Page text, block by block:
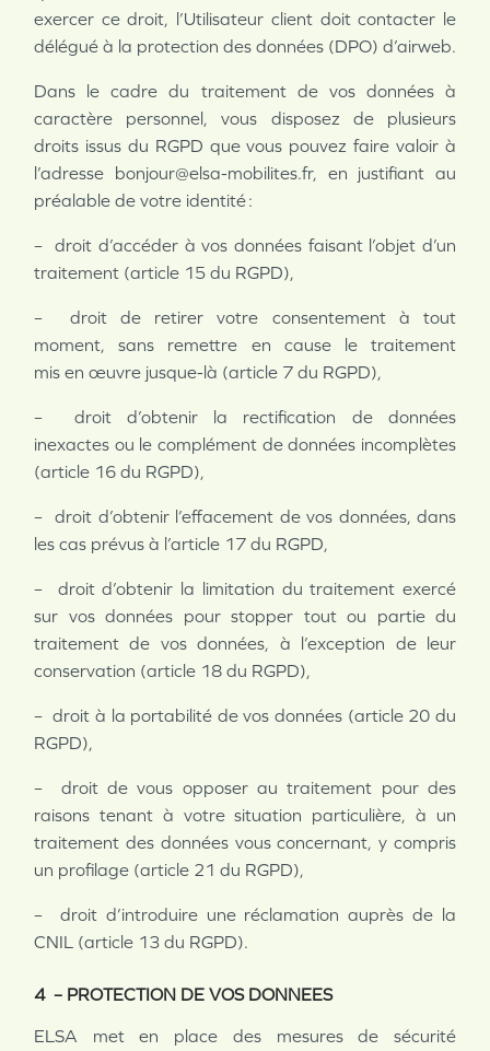
exercer ce droit, l’Utilisateur client doit contacter le
délégué à la protection des données (DPO) d’airweb.
Dans le cadre du traitement de vos données à
caractère personnel, vous disposez de plusieurs
droits issus du RGPD que vous pouvez faire valoir à
l’adresse bonjour@elsa-mobilites.fr, en justifiant au
préalable de votre identité :
– droit d’accéder à vos données faisant l’objet d’un
traitement (article 15 du RGPD),
– droit de retirer votre consentement à tout
moment, sans remettre en cause le traitement
mis en œuvre jusque-là (article 7 du RGPD),
– droit d’obtenir la rectification de données
inexactes ou le complément de données incomplètes
(article 16 du RGPD),
– droit d’obtenir l’effacement de vos données, dans
les cas prévus à l’article 17 du RGPD,
– droit d’obtenir la limitation du traitement exercé
sur vos données pour stopper tout ou partie du
traitement de vos données, à l’exception de leur
conservation (article 18 du RGPD),
– droit à la portabilité de vos données (article 20 du
RGPD),
– droit de vous opposer au traitement pour des
raisons tenant à votre situation particulière, à un
traitement des données vous concernant, y compris
un profilage (article 21 du RGPD),
– droit d’introduire une réclamation auprès de la
CNIL (article 13 du RGPD).
4 – PROTECTION DE VOS DONNEES
ELSA met en place des mesures de sécurité